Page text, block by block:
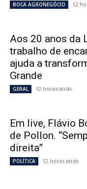
BOCA AGRONEGÓCIO 12
Aos 20 anos da
trabalho de
ajuda a
Grande
GERAL 12 horas atrás
Em live, Flávio
de Pollon.
direita”
POLÍTICA 12 horas atrás